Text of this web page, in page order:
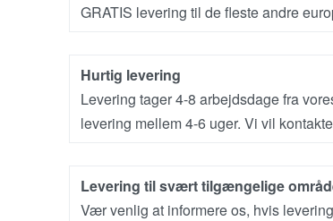
GRATIS levering til de fleste andre
Hurtig levering
Levering tager 4-8 arbejdsdage fra
levering mellem 4-6 uger. Vi vil
Levering til svært tilgængelige
Vær venlig at informere os, hvis